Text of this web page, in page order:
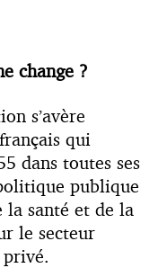
change ?
s’avère
qui
dans toutes ses
publique
santé et de la
le secteur